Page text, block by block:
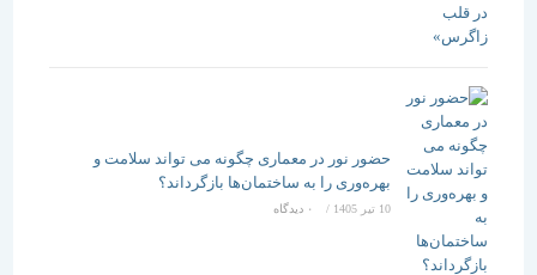
حضور نور در معماری چگونه می تواند سلامت و
بهره‌وری را به ساختمان‌ها بازگرداند؟
/ ۰ دیدگاه